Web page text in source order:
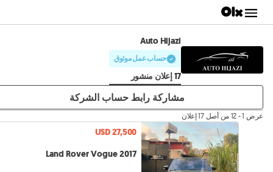
Auto Hijazi
حساب عمل موثوق
17 إعلان منشور
مشاركة رابط حساب الشركة
عرض 1 - 12 من أصل 17 إعلان
USD 27,500
Land Rover Vogue 2017